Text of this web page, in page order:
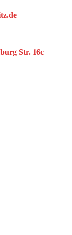
Str. 16c